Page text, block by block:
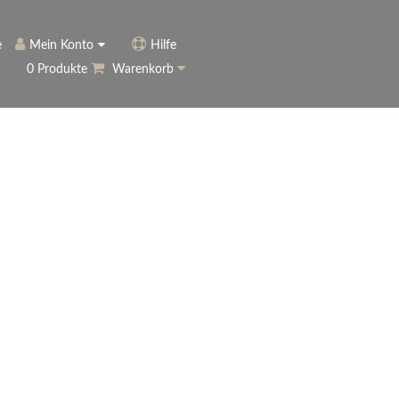
Mein Konto
Anmelden
Hilfe
0 Produkte
Warenkorb